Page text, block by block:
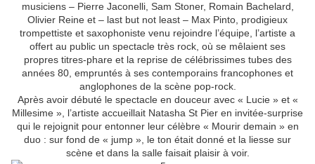
musiciens – Pierre Jaconelli, Sam Stoner, Romain Bachelard,
Olivier Reine et – last but not least – Max Pinto, prodigieux
trompettiste et saxophoniste venu rejoindre l’équipe, l’artiste a
offert au public un spectacle très rock, où se mêlaient ses
propres titres-phare et la reprise de célébrissimes tubes des
années 80, empruntés à ses contemporains francophones et
anglophones de la scène pop-rock.
Après avoir débuté le spectacle en douceur avec « Lucie » et «
Millesime », l’artiste accueillait Natasha St Pier en invitée-surprise
qui le rejoignit pour entonner leur célèbre « Mourir demain » en
duo : sur fond de « jump », le ton était donné et la liesse sur
scène et dans la salle faisait plaisir à voir.